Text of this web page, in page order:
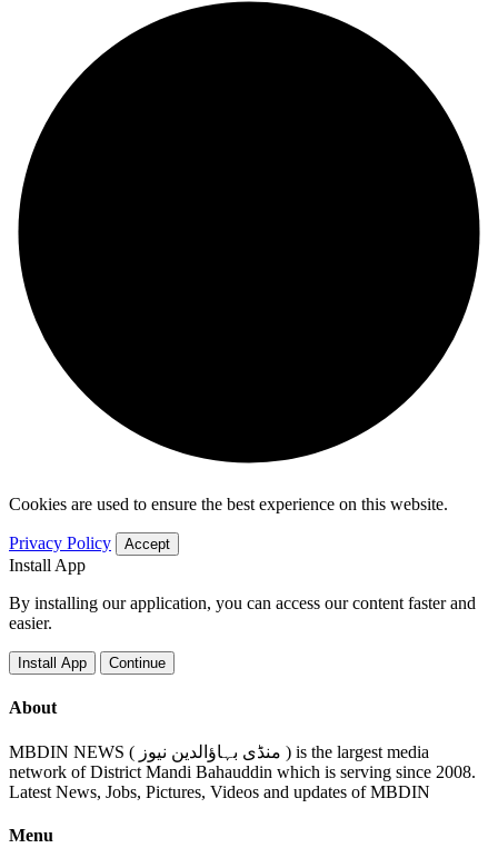
Cookies are used to ensure the best experience on this website.
Privacy Policy Accept
Install App
By installing our application, you can access our content faster and
easier.
Install App Continue
About
MBDIN NEWS ( منڈی بہاؤالدین نیوز ) is the largest media
network of District Mandi Bahauddin which is serving since 2008.
Latest News, Jobs, Pictures, Videos and updates of MBDIN
Menu